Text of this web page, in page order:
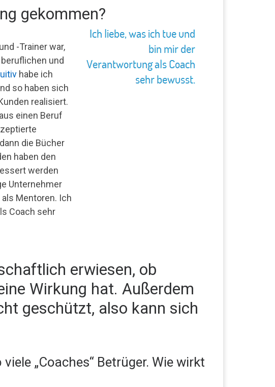
gekommen?
-Trainer war,
und
habe ich
so haben sich
realisiert.
einen Beruf
die Bücher
haben den
werden
Unternehmer
Mentoren. Ich
Coach sehr
erwiesen, ob
Wirkung hat. Außerdem
geschützt, also kann sich
„Coaches“ Betrüger. Wie wirkt